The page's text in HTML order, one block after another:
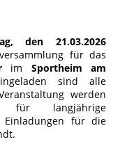
den 21.03.2026
für das
im Sportheim am
sind alle
werden
für langjährige
Einladungen für die